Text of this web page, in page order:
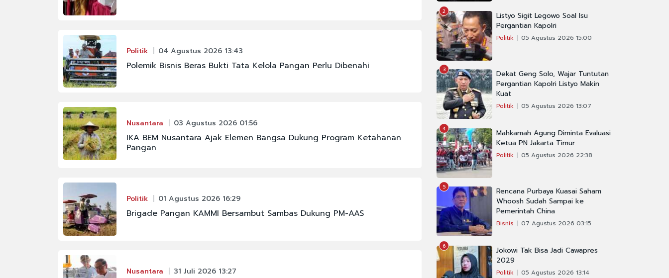
Politik 04 Agustus 2026 13:43
Polemik Bisnis Beras Bukti Tata Kelola Pangan Perlu Dibenahi
Nusantara 03 Agustus 2026 01:56
IKA BEM Nusantara Ajak Elemen Bangsa Dukung Program Ketahanan
Pangan
Politik 01 Agustus 2026 16:29
Brigade Pangan KAMMI Bersambut Sambas Dukung PM-AAS
Nusantara 31 Juli 2026 13:27
2
Listyo Sigit Legowo Soal Isu
Pergantian Kapolri
Politik 05 Agustus 2026 15:00
3
Dekat Geng Solo, Wajar Tuntutan
Pergantian Kapolri Listyo Makin
Kuat
Politik 05 Agustus 2026 13:07
4
Mahkamah Agung Diminta Evaluasi
Ketua PN Jakarta Timur
Politik 05 Agustus 2026 22:38
5
Rencana Purbaya Kuasai Saham
Whoosh Sudah Sampai ke
Pemerintah China
Bisnis 07 Agustus 2026 03:15
6
Jokowi Tak Bisa Jadi Cawapres
2029
Politik 05 Agustus 2026 13:14